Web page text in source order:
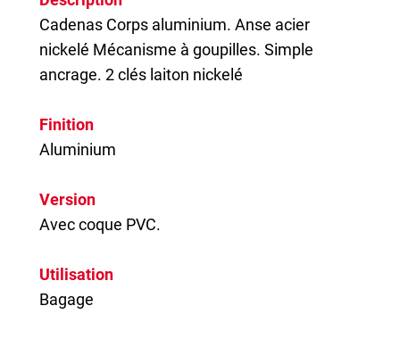
Cadenas Corps aluminium. Anse acier
nickelé Mécanisme à goupilles. Simple
ancrage. 2 clés laiton nickelé
Finition
Aluminium
Version
Avec coque PVC.
Utilisation
Bagage